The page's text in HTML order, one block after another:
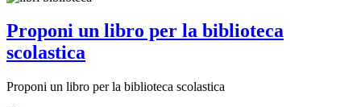
Proponi un libro per la biblioteca
scolastica
Proponi un libro per la biblioteca scolastica